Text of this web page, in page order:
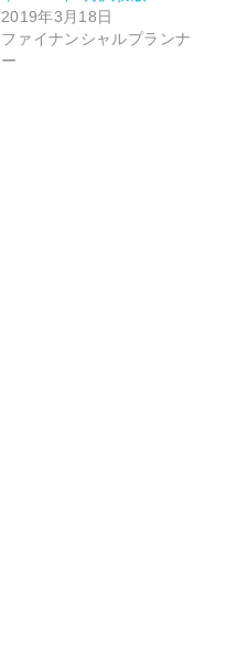
2019年3月18日
ファイナンシャルプランナ
ー